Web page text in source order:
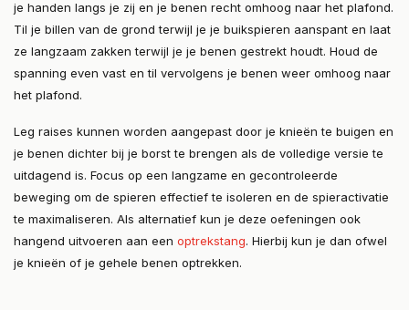
je handen langs je zij en je benen recht omhoog naar het plafond.
Til je billen van de grond terwijl je je buikspieren aanspant en laat
ze langzaam zakken terwijl je je benen gestrekt houdt. Houd de
spanning even vast en til vervolgens je benen weer omhoog naar
het plafond.
Leg raises kunnen worden aangepast door je knieën te buigen en
je benen dichter bij je borst te brengen als de volledige versie te
uitdagend is. Focus op een langzame en gecontroleerde
beweging om de spieren effectief te isoleren en de spieractivatie
te maximaliseren. Als alternatief kun je deze oefeningen ook
hangend uitvoeren aan een optrekstang. Hierbij kun je dan ofwel
je knieën of je gehele benen optrekken.